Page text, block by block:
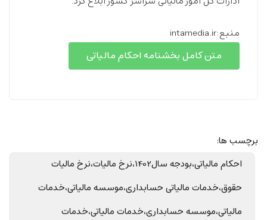
منبع:intamedia.ir
متن کامل بخشنامه احکام مالیاتی
برچسب ها:
احکام مالیاتی،بودجه سال1402،نرخ مالیات،نرخ مالیات
حقوق،خدمات مالیاتی حسابداری،موسسه مالیاتی،خدمات
مالیاتی،موسسه حسابداری،خدمات مالیاتی،خدمات